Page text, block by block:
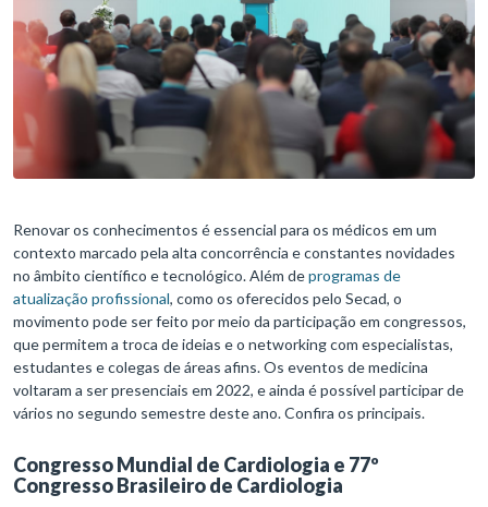
Renovar os conhecimentos é essencial para os médicos em um
contexto marcado pela alta concorrência e constantes novidades
no âmbito científico e tecnológico. Além deprogramas de
atualização profissional, como os oferecidos pelo Secad, o
movimento pode ser feito por meio da participação em congressos,
que permitem a troca de ideias e o networking com especialistas,
estudantes e colegas de áreas afins. Os eventos de medicina
voltaram a ser presenciais em 2022, e ainda é possível participar de
vários no segundo semestre deste ano. Confira os principais.
Congresso Mundial de Cardiologia e 77º
Congresso Brasileiro de Cardiologia